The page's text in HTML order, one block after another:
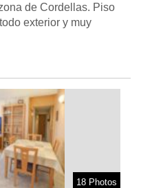
de Cordellas. Piso
exterior y muy
18 Photos